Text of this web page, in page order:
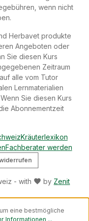
Kaltblüter (ab
lagern. Vor
wenn nicht
Herbavet produkte
Angeboten oder
Sie diesen Kurs
Zeitraum
alle vom Tutor
Lernmaterialien
Sie diesen Kurs
Abonnementzeit
- with by Zenit
Kräuterlexikon
Fachberater werden
eine bestmögliche
Informationen ...